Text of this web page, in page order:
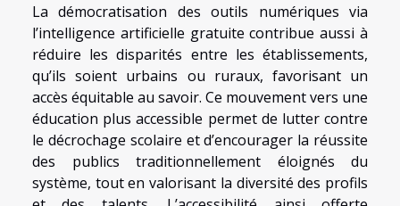
La démocratisation des outils numériques via
l’intelligence artificielle gratuite contribue aussi à
réduire les disparités entre les établissements,
qu’ils soient urbains ou ruraux, favorisant un
accès équitable au savoir. Ce mouvement vers une
éducation plus accessible permet de lutter contre
le décrochage scolaire et d’encourager la réussite
des publics traditionnellement éloignés du
système, tout en valorisant la diversité des profils